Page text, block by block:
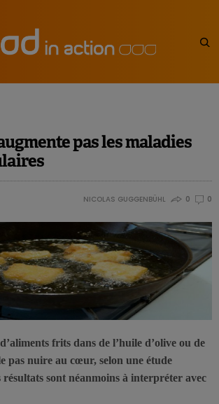
pas les maladies
NICOLAS GUGGENBÜHL 0 0
frits dans de l’huile d’olive ou de
pas nuire au cœur, selon une étude
résultats sont néanmoins à interpréter avec